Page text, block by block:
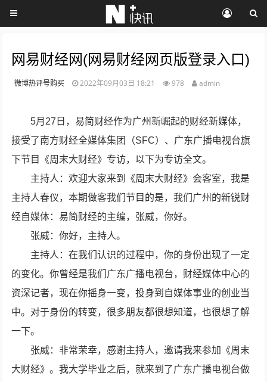
网易财经网(网易财经网页版登录入口)
微博热评号购买 2022年09月03日 18:21 978 admin
5月27日，易简财经作为广州新崛起的财经新媒体，
接受了南方财经全媒体集团（SFC）、广东广播电视台旗
下节目《周末大财经》专访，以下为专访全文。
主持人：欢迎大家来到《周末大财经》会客室，我是
主持人春仪，本期做客我们节目的是，我们广州的新锐财
经自媒体：易简财经的主编，张威，你好。
张威：你好，主持人。
主持人：在我们认识的过程中，你的身份出现了一定
的变化。你曾经是我们广东广播电视台，财经媒体中心的
资深记者，现在你摇身一变，投身到自媒体事业的创业当
中。对于身份的转变，很多朋友都很想知道，也很想了解
一下。
张威：非常荣幸，感谢主持人，邀请我来参加《周末
大财经》。我大学毕业之后，就来到了广东广播电视台做